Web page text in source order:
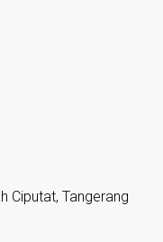
Ciputat, Tangerang